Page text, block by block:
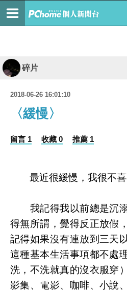
碎片
2018-06-26 16:01:10
〈緩慢〉
留言 1 收藏 0 推薦 1
最近很緩慢，我很不喜
我記得我以前總是沉溺
得無所謂，覺得反正放假
記得如果沒有連放到三天
這種基本生活事項都不處
洗，不洗就真的沒衣服穿
影集、電影、咖啡、小說